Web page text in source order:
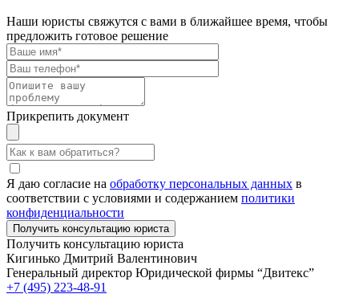
Наши юристы свяжутся с вами в ближайшее время, чтобы
предложить готовое решение
Прикрепить документ
Я даю согласие на обработку персональных данных в
соответствии с условиями и содержанием политики
конфиденциальности
Получить консультацию юриста
Кигинько Дмитрий Валентинович
Генеральный директор Юридической фирмы “Двитекс”
+7 (495) 223-48-91